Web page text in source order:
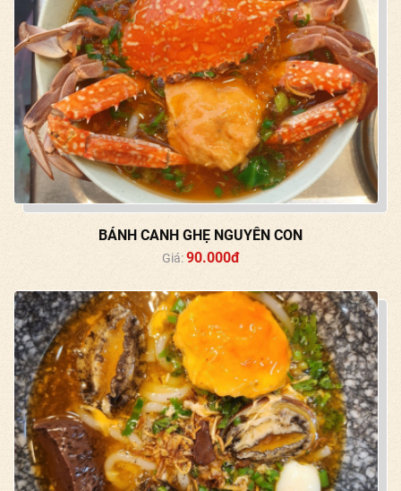
BÁNH CANH GHẸ NGUYÊN CON
Giá:90.000đ